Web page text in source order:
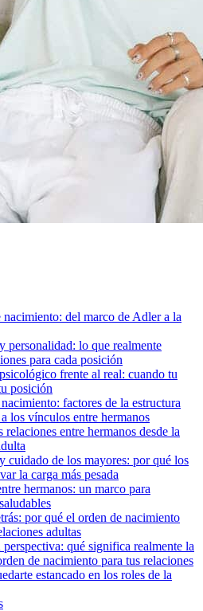
del marco de Adler a la
personalidad: lo que realmente
para cada posición
frente al real: cuando tu
posición
factores de la estructura
los vínculos entre hermanos
entre hermanos desde la
cuidado de los mayores: por qué los
la carga más pesada
hermanos: un marco para
por qué el orden de nacimiento
adultas
perspectiva: qué significa realmente la
de nacimiento para tus relaciones
estancado en los roles de la